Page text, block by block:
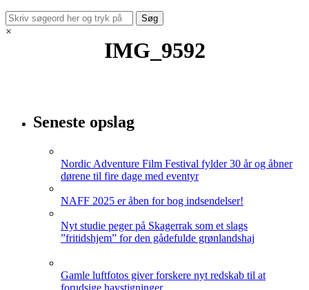
×
IMG_9592
Seneste opslag
Nordic Adventure Film Festival fylder 30 år og åbner
dørene til fire dage med eventyr
NAFF 2025 er åben for bog indsendelser!
Nyt studie peger på Skagerrak som et slags
”fritidshjem” for den gådefulde grønlandshaj
Gamle luftfotos giver forskere nyt redskab til at
forudsige havstigninger